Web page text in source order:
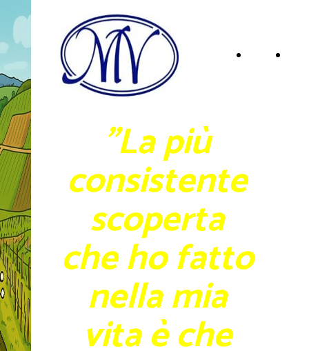
Home
"La più
consistente
scoperta
che ho fatto
nella mia
vita è che